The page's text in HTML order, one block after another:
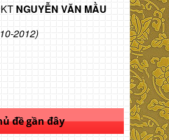
NGUYỄN VĂN MẦU
2012)
đề gần đây